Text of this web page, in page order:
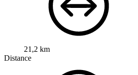
21,2 km
Distance